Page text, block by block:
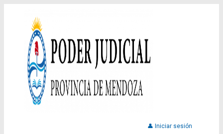
👤 Iniciar sesión